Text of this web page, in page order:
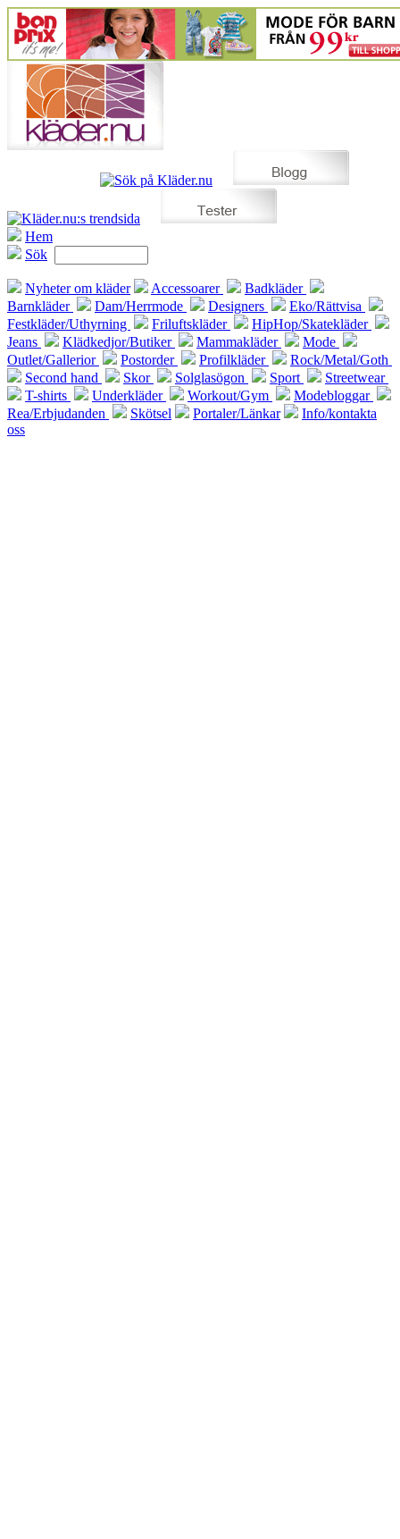
Hem
Sök
Nyheter om kläder Accessoarer
Badkläder
Barnkläder
Dam/Herrmode Designers
Eko/Rättvisa
Festkläder/Uthyrning
Friluftskläder
HipHop/Skatekläder
Jeans
Klädkedjor/Butiker Mammakläder
Mode
Outlet/Gallerior
Postorder Profilkläder
Rock/Metal/Goth
Second hand
Skor Solglasögon Sport
Streetwear
T-shirts
Underkläder Workout/Gym
Modebloggar
Rea/Erbjudanden
Skötsel Portaler/Länkar
Info/kontakta
oss